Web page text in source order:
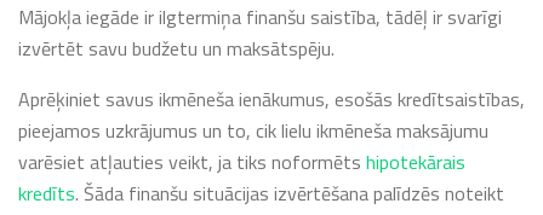
Mājokļa iegāde ir ilgtermiņa finanšu saistība, tādēļ ir svarīgi
izvērtēt savu budžetu un maksātspēju.
Aprēķiniet savus ikmēneša ienākumus, esošās kredītsaistības,
pieejamos uzkrājumus un to, cik lielu ikmēneša maksājumu
varēsiet atļauties veikt, ja tiks noformēts hipotekārais
kredīts. Šāda finanšu situācijas izvērtēšana palīdzēs noteikt